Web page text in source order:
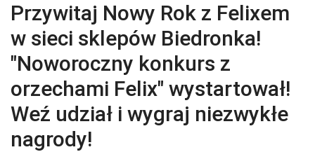
Przywitaj Nowy Rok z Felixem
w sieci sklepów Biedronka!
"Noworoczny konkurs z
orzechami Felix" wystartował!
Weź udział i wygraj niezwykłe
nagrody!